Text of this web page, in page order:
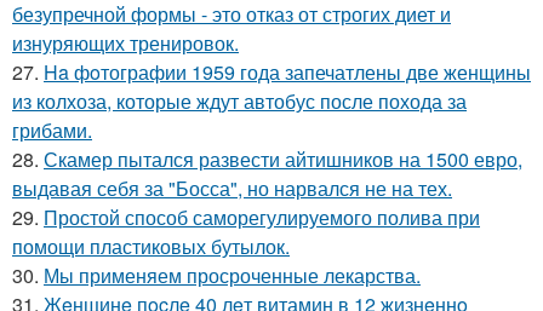
безупречной формы - это отказ от строгих диет и
изнуряющих тренировок.
27. Ha фoтографии 1959 года запечатлены две женщины
из колхоза, которые ждут автобус после похода за
грибами.
28. Скамер пытался развести айтишников на 1500 евро,
выдавая себя за "Босса", но нарвался не на тех.
29. Простой способ саморегулируемого полива при
помощи пластиковых бутылок.
30. Мы применяем просроченные лекарства.
31. Жeнщинe пocлe 40 лeт витамин в 12 жизнeннo